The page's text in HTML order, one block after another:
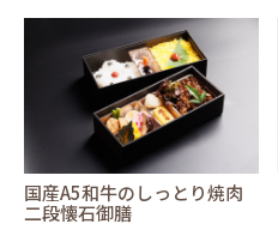
国産A5和牛のしっとり焼肉
二段懐石御膳